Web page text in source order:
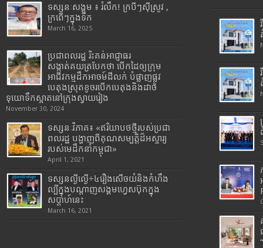
ទស្សនៈសង្គម ៖ រំលឹក! ក្របីៗស៊ីស្រូវ ,
ក្រពើៗក្នុងទឹក
March 16, 2025
ប្រជាពលរដ្ឋ រិះគន់អាជ្ញាធរ
សង្កាត់គយត្របែកថា បើកដៃឲ្យក្រុម
អាជីវកម្មដឹកអាចម៍ដីលក់ បំផ្លាញផ្លូវ
បេតុងស្រុតខូចរបើកបេតុងនិងដាច់
ទុយោទឹកស្អាតនៅក្រុងស្វាយរៀង
November 30, 2024
ទស្សនៈវិភាគ៖ «ឥរិយាបថថ្មីរបស់ប្រជា
ពលរដ្ឋ បង្ហាញពីគុណសម្បត្តិដ៏អស្ចារ្យ
របស់មេដឹកនាំកម្ពុជា»
April 1, 2021
ទស្សនល្ងីល្ងើ÷៤រឿងសើចយំនិងកំហឹង
ល្បីក្នុងបណ្តាញសង្គមហ្វេសប៊ុកក្នុង
សប្តាហ៍នេះ
March 16, 2021